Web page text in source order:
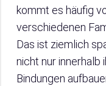
kommt es häufig
verschiedenen
Das ist ziemlich
nicht nur innerhalb
Bindungen